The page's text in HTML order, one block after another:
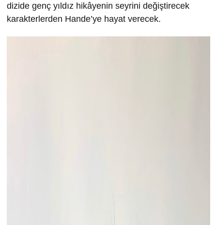
dizide genç yıldız hikâyenin seyrini değiştirecek
karakterlerden Hande’ye hayat verecek.